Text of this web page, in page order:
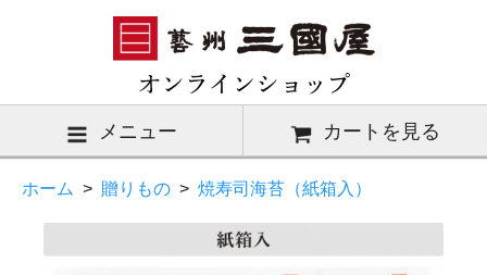
メニュー カートを見る
ホーム > 贈りもの > 焼寿司海苔（紙箱入）